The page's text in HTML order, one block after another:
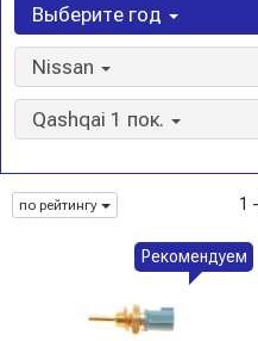
Выберите год
Nissan
Qashqai 1 пок.
по рейтингу 1
Рекомендуем